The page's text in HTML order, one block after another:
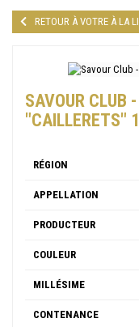
RETOUR À VOTRE À LA
SAVOUR CLUB
"CAILLERETS"
RÉGION
APPELLATION
PRODUCTEUR
COULEUR
MILLÉSIME
CONTENANCE